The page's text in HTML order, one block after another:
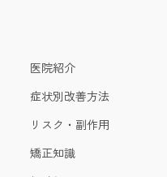
医院紹介
症状別改善方法
リスク・副作用
矯正知識